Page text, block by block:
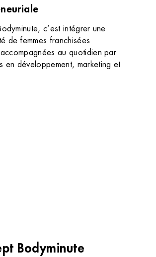
c’est intégrer une
de femmes franchisées
au quotidien par
en développement, marketing et
Bodyminute